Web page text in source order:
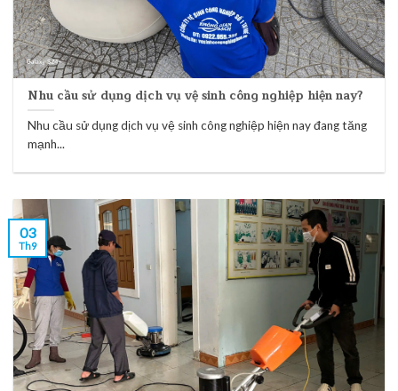
Nhu cầu sử dụng dịch vụ vệ sinh công nghiệp hiện nay?
Nhu cầu sử dụng dịch vụ vệ sinh công nghiệp hiện nay đang tăng
mạnh...
03
Th9